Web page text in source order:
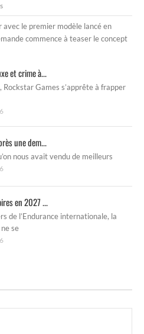
avec le premier modèle lancé en
commence à teaser le concept
et crime à...
Rockstar Games s’apprête à frapper
une dem...
nous avait vendu de meilleurs
en 2027 ...
de l’Endurance internationale, la
se